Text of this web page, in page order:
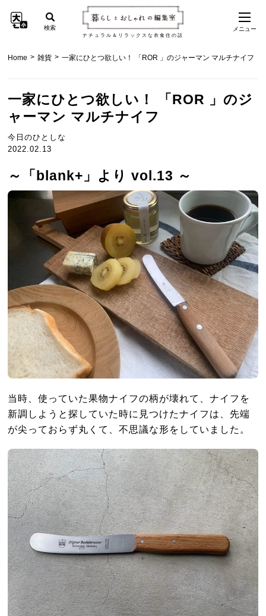
ナチュラル＆リラックスな衣食住の話
検索 メニュー
Home > 雑貨 > 一家にひとつ欲しい！ 「ROR 」のジャーマン マルチナイフ
一家にひとつ欲しい！ 「ROR 」のジ
ャーマン マルチナイフ
今日のひとしな
2022.02.13
～「blank+」より vol.13 ～
当時、使っていた果物ナイフの柄が壊れて、ナイフを
新調しようと探していた時に見つけたナイフは、先端
が尖っておらず丸くて、不思議な形をしていました。